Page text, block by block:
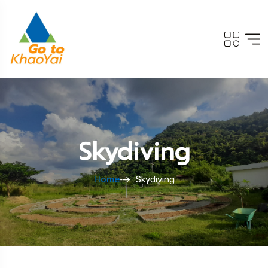
Skydiving
Home Skydiving